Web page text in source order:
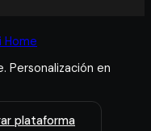
Home
Personalización en
plataforma